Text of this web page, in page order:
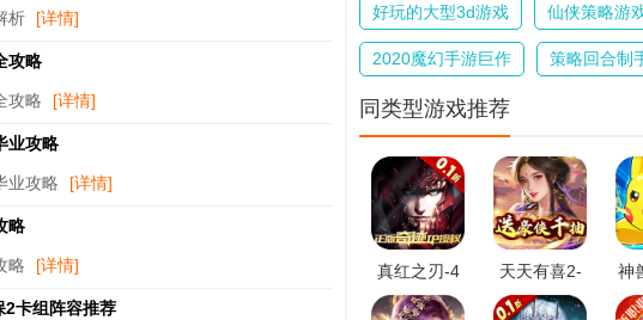
析 [详情]
攻略
攻略 [详情]
业攻略
业攻略 [详情]
略
略 [详情]
2卡组阵容推荐
好玩的大型3d游戏 仙侠策略游
2020魔幻手游巨作 策略回合制
同类型游戏推荐
真红之刃-4
0.1折
天天有喜2-
神